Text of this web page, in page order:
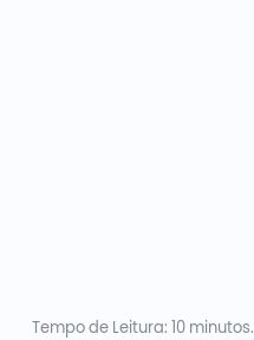
Tempo de Leitura: 10 minutos.